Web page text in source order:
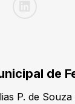
de
P. de